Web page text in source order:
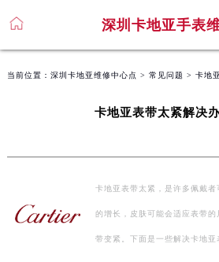
深圳卡地亚手表
当前位置： 深圳卡地亚维修中心点 > 常见问题 > 卡地
卡地亚表带太紧解决
卡地亚表带太紧，是许多佩戴
的增长，皮肤可能会适应表带
带变紧。下面是一些解决卡地亚